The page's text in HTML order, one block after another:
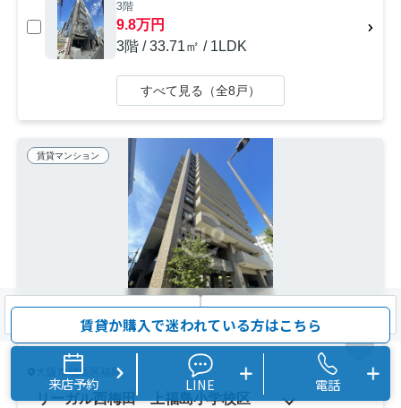
3階
9.8万円
3階 / 33.71㎡ / 1LDK
すべて見る（全8戸）
賃貸マンション
大阪市福島区福島
リーガル西梅田 上福島小学校区
検索条件を変更 まとめてお問い合わせ
賃貸か購入で迷われている方はこちら
来店予約 LINE 電話